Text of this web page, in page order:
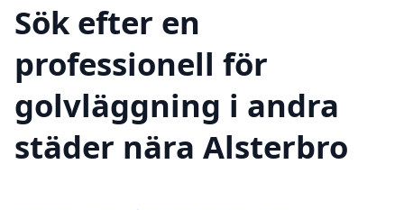
Sök efter en
professionell för
golvläggning i andra
städer nära Alsterbro